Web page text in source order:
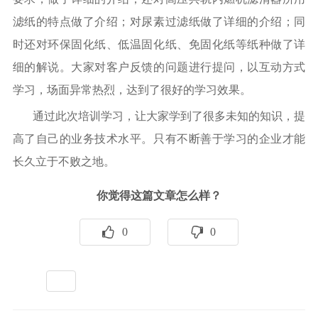
滤纸的特点做了介绍；对尿素过滤纸做了详细的介绍；同
时还对环保固化纸、低温固化纸、免固化纸等纸种做了详
细的解说。大家对客户反馈的问题进行提问，以互动方式
学习，场面异常热烈，达到了很好的学习效果。
通过此次培训学习，让大家学到了很多未知的知识，提
高了自己的业务技术水平。只有不断善于学习的企业才能
长久立于不败之地。
你觉得这篇文章怎么样？
0 0